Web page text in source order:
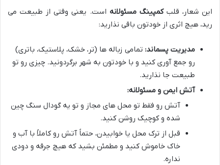
این شعار، قلبکمپینگ مسئولانه است. یعنی وقتی از طبیعت می
رید، هیچ اثری از خودتون باقی نذارید:
مدیریت پسماند: تمامی زباله ها (تر، خشک، پلاستیک، باتری)
رو جمع آوری کنید و با خودتون به شهر برگردونید. چیزی رو تو
طبیعت جا نذارید.
آتش ایمن و مسئولانه:
آتش رو فقط تو محل های مجاز و تو یه گودال سنگ چین
شده و کوچیک روشن کنید.
قبل از ترک محل یا خوابیدن، حتماً آتش رو کاملاً با آب و
خاک خاموش کنید و مطمئن بشید که هیچ جرقه و دودی
نداره.